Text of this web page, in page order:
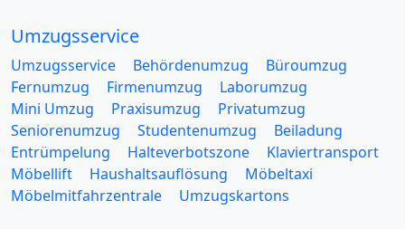
Umzugsservice
Umzugsservice Behördenumzug
Büroumzug
Fernumzug
Firmenumzug
Laborumzug
Mini Umzug
Praxisumzug
Privatumzug
Seniorenumzug
Studentenumzug
Beiladung
Entrümpelung
Halteverbotszone
Klaviertransport
Möbellift
Haushaltsauflösung
Möbeltaxi
Möbelmitfahrzentrale
Umzugskartons